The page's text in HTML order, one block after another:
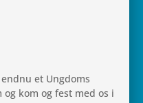
et Ung­doms
kom og fest med os i